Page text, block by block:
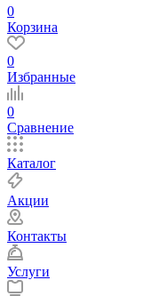
0
Корзина
0
Избранные
0
Сравнение
Каталог
Акции
Контакты
Услуги